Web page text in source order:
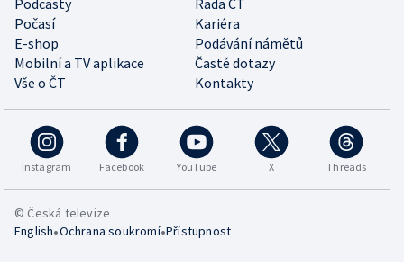
Podcasty
Rada ČT
Počasí
Kariéra
E-shop
Podávání námětů
Mobilní a TV aplikace
Časté dotazy
Vše o ČT
Kontakty
Instagram Facebook YouTube X Threads
© Česká televize
English•Ochrana soukromí•Přístupnost